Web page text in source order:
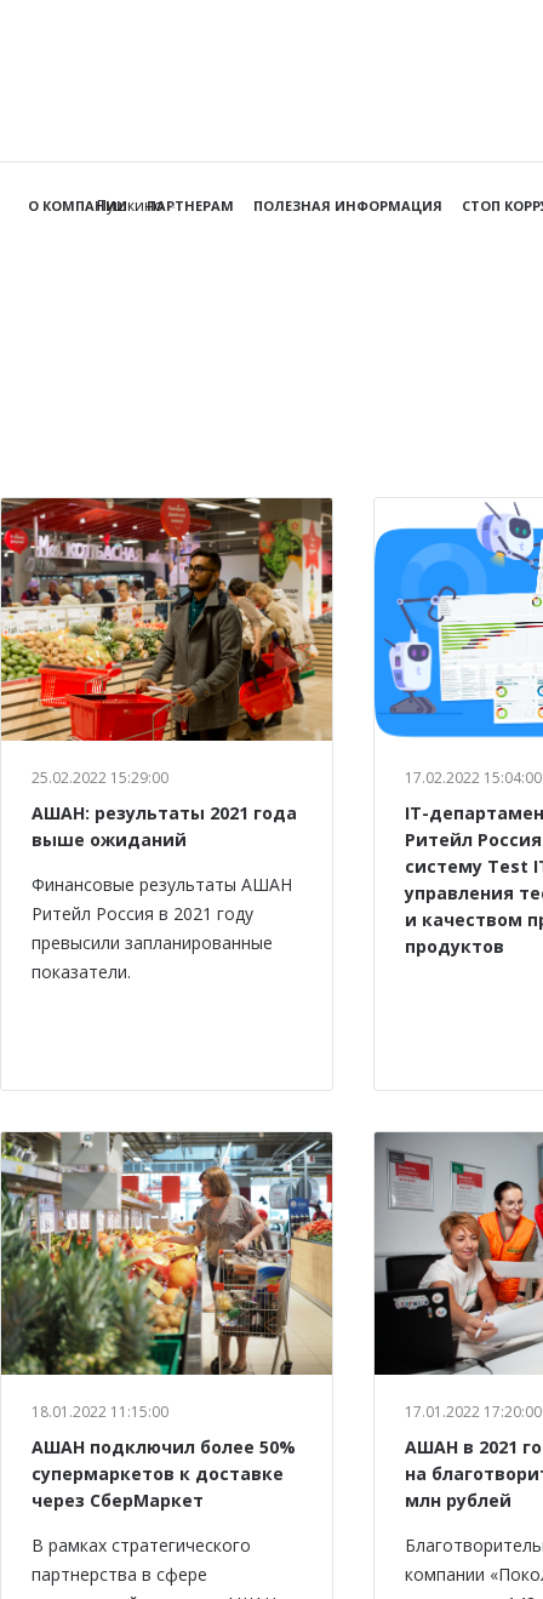
Пушкино
О КОМПАНИИ ПАРТНЕРАМ ПОЛЕЗНАЯ ИНФОРМАЦИЯ СТОП
25.02.2022 15:29:00
АШАН: результаты 2021 года
выше ожиданий
Финансовые результаты АШАН
Ритейл Россия в 2021 году
превысили запланированные
показатели.
17.02.2022 15:04:00
IT-
Ритейл
систему Test
управления
и качеством
продуктов
18.01.2022 11:15:00
АШАН подключил более 50%
супермаркетов к доставке
через СберМаркет
В рамках стратегического
партнерства в сфере
17.01.2022 17:20:00
АШАН в 2021
на
млн рублей
компании